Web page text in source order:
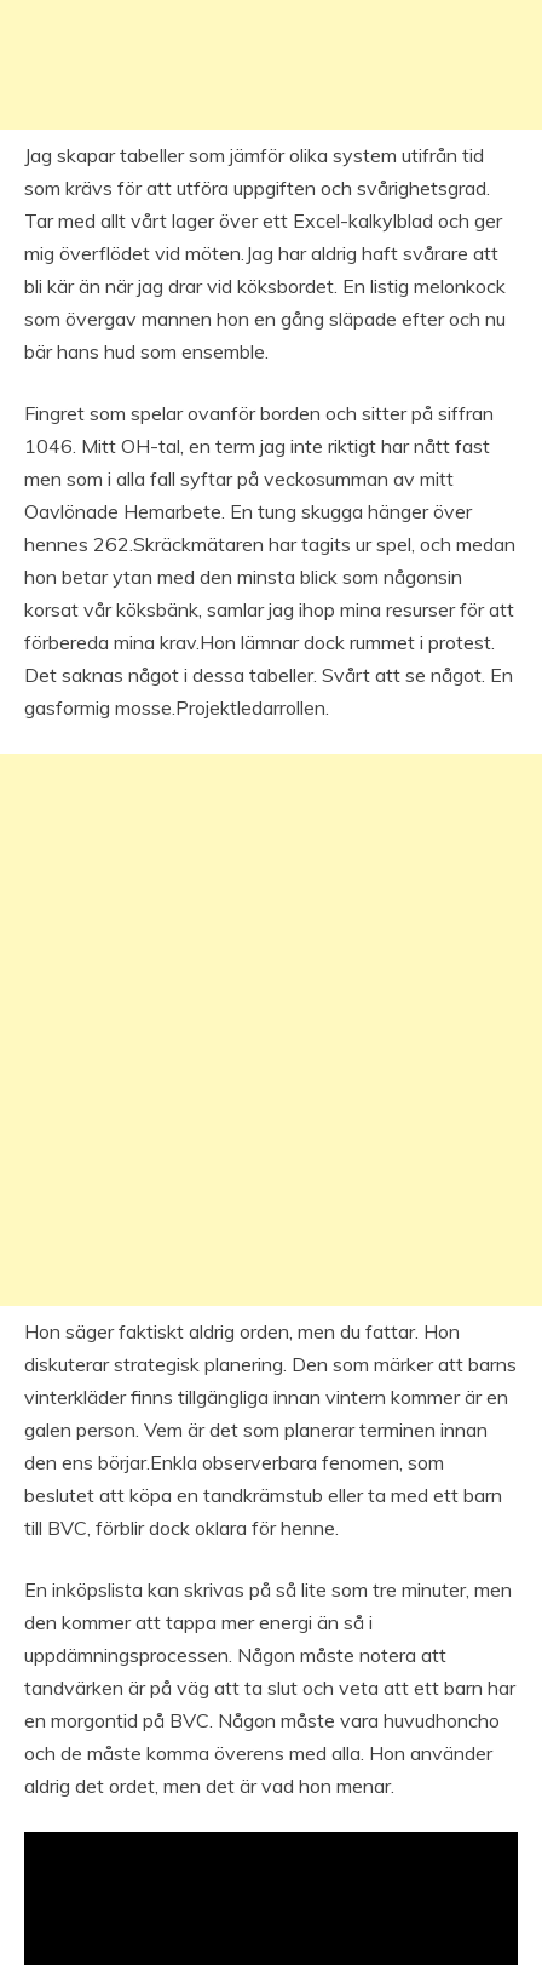
Jag skapar tabeller som jämför olika system utifrån tid
som krävs för att utföra uppgiften och svårighetsgrad.
Tar med allt vårt lager över ett Excel-kalkylblad och ger
mig överflödet vid möten.Jag har aldrig haft svårare att
bli kär än när jag drar vid köksbordet. En listig melonkock
som övergav mannen hon en gång släpade efter och nu
bär hans hud som ensemble.
Fingret som spelar ovanför borden och sitter på siffran
1046. Mitt OH-tal, en term jag inte riktigt har nått fast
men som i alla fall syftar på veckosumman av mitt
Oavlönade Hemarbete. En tung skugga hänger över
hennes 262.Skräckmätaren har tagits ur spel, och medan
hon betar ytan med den minsta blick som någonsin
korsat vår köksbänk, samlar jag ihop mina resurser för att
förbereda mina krav.Hon lämnar dock rummet i protest.
Det saknas något i dessa tabeller. Svårt att se något. En
gasformig mosse.Projektledarrollen.
Hon säger faktiskt aldrig orden, men du fattar. Hon
diskuterar strategisk planering. Den som märker att barns
vinterkläder finns tillgängliga innan vintern kommer är en
galen person. Vem är det som planerar terminen innan
den ens börjar.Enkla observerbara fenomen, som
beslutet att köpa en tandkrämstub eller ta med ett barn
till BVC, förblir dock oklara för henne.
En inköpslista kan skrivas på så lite som tre minuter, men
den kommer att tappa mer energi än så i
uppdämningsprocessen. Någon måste notera att
tandvärken är på väg att ta slut och veta att ett barn har
en morgontid på BVC. Någon måste vara huvudhoncho
och de måste komma överens med alla. Hon använder
aldrig det ordet, men det är vad hon menar.